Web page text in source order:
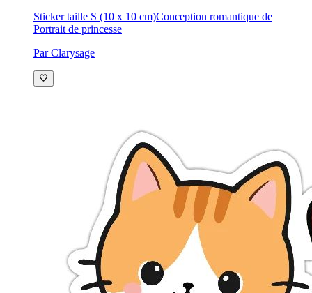
Sticker taille S (10 x 10 cm)Conception romantique de
Portrait de princesse
Par Clarysage